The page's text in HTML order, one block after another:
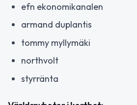
efn ekonomikanalen
armand duplantis
tommy myllymäki
northvolt
styrränta